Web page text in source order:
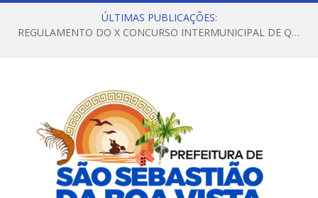
ÚLTIMAS PUBLICAÇÕES:
REGULAMENTO DO X CONCURSO INTERMUNICIPAL DE QUADRILHAS JUNINAS – 2026 – ARRAIÁ DA VENEZA